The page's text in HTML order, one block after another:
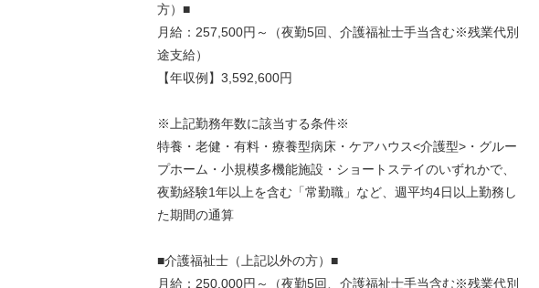
方）■
月給：257,500円～（夜勤5回、介護福祉士手当含む※残業代別
途支給）
【年収例】3,592,600円
※上記勤務年数に該当する条件※
特養・老健・有料・療養型病床・ケアハウス<介護型>・グルー
プホーム・小規模多機能施設・ショートステイのいずれかで、
夜勤経験1年以上を含む「常勤職」など、週平均4日以上勤務し
た期間の通算
■介護福祉士（上記以外の方）■
月給：250,000円～（夜勤5回、介護福祉士手当含む※残業代別